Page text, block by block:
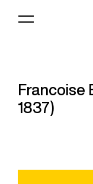
Francoise
1837)